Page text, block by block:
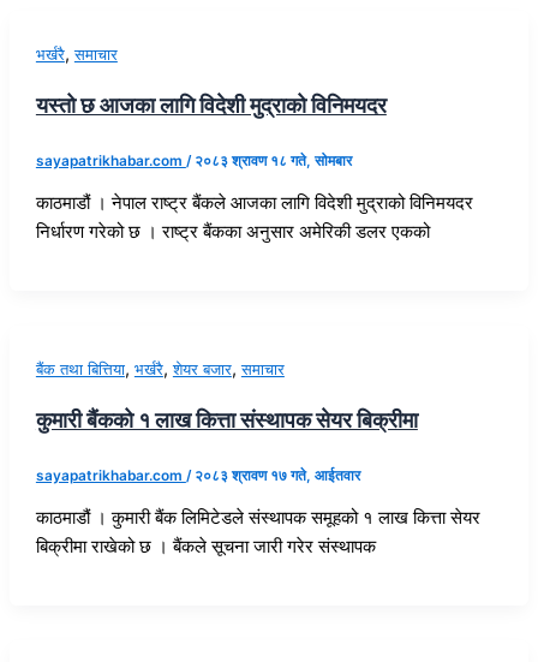
भर्खरै,समाचार
यस्तो छ आजका लागि विदेशी मुद्राको विनिमयदर
sayapatrikhabar.com / २०८३ श्रावण १८ गते, सोमबार
काठमाडौं । नेपाल राष्ट्र बैंकले आजका लागि विदेशी मुद्राको विनिमयदर
निर्धारण गरेको छ । राष्ट्र बैंकका अनुसार अमेरिकी डलर एकको
बैंक तथा बित्तिया, भर्खरै,शेयर बजार,समाचार
कुमारी बैंकको १ लाख कित्ता संस्थापक सेयर बिक्रीमा
sayapatrikhabar.com / २०८३ श्रावण १७ गते, आईतवार
काठमाडौं । कुमारी बैंक लिमिटेडले संस्थापक समूहको १ लाख कित्ता सेयर
बिक्रीमा राखेको छ । बैंकले सूचना जारी गरेर संस्थापक